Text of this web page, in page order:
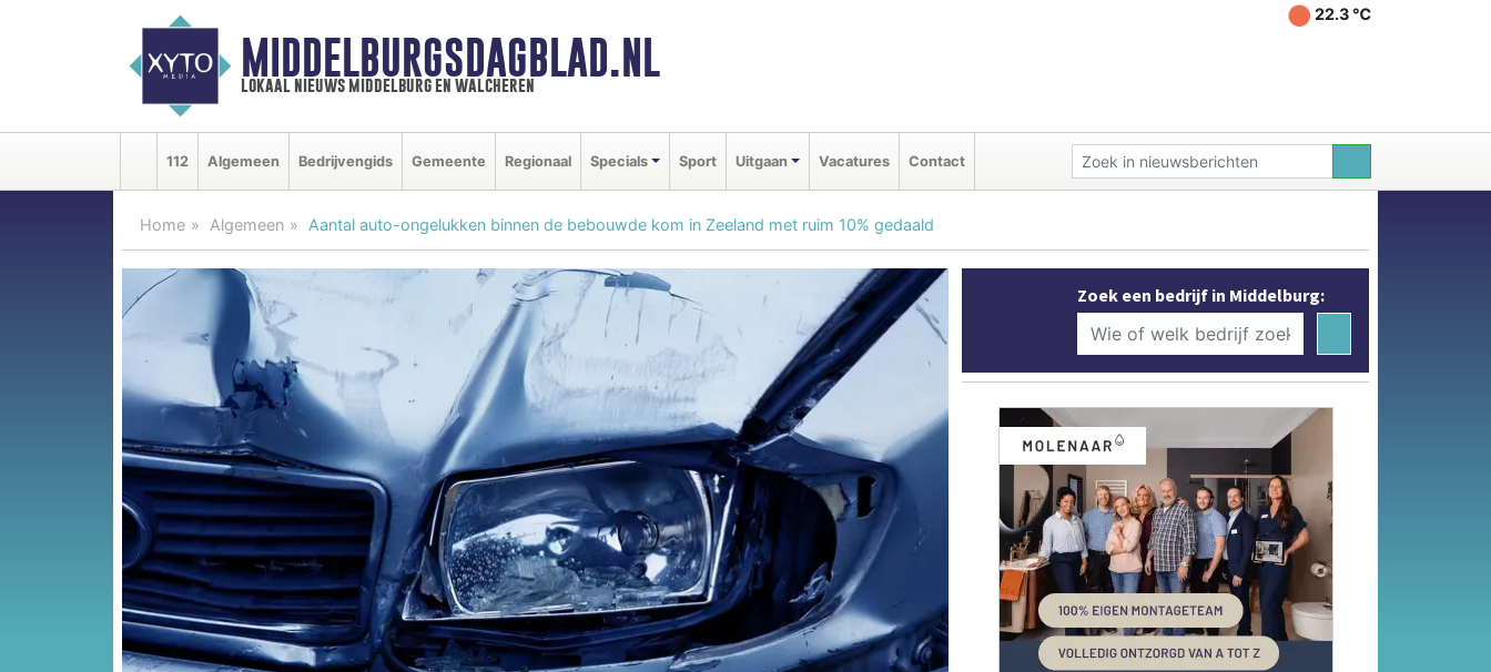
MIDDELBURGSDAGBLAD.NL
lokaal nieuws middelburg en walcheren
22.3 ℃
112 Algemeen Bedrijvengids Gemeente Regionaal Specials Sport Uitgaan Vacatures Contact
Home Algemeen Aantal auto-ongelukken binnen de bebouwde kom in Zeeland met ruim 10% gedaald
Zoek een bedrijf in Middelburg: